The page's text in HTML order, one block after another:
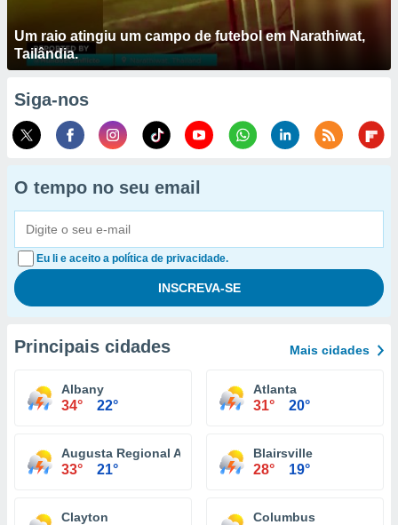
Um raio atingiu um campo de futebol em Narathiwat,
Tailândia.
Siga-nos
O tempo no seu email
Eu li e aceito a política de privacidade.
Principais cidades Mais cidades
Albany
34° 22°
Atlanta
31° 20°
Augusta Regional Airport
33° 21°
Blairsville
28° 19°
Clayton Columbus